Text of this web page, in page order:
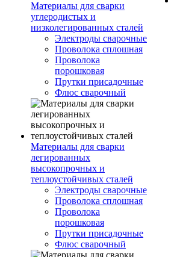
Материалы для сварки
углеродистых и
низколегированных сталей
Электроды сварочные
Проволока сплошная
Проволока
порошковая
Прутки присадочные
Флюс сварочный
Материалы для сварки
легированных
высокопрочных и
теплоустойчивых сталей
Электроды сварочные
Проволока сплошная
Проволока
порошковая
Прутки присадочные
Флюс сварочный